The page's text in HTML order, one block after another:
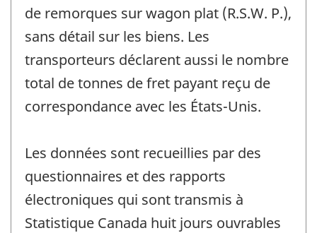
de remorques sur wagon plat (R.S.W. P.),
sans détail sur les biens. Les
transporteurs déclarent aussi le nombre
total de tonnes de fret payant reçu de
correspondance avec les États-Unis.
Les données sont recueillies par des
questionnaires et des rapports
électroniques qui sont transmis à
Statistique Canada huit jours ouvrables